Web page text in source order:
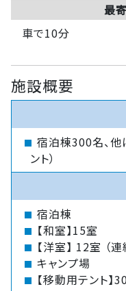
最
車で10分
施設概要
宿泊棟300名、他
ント）
宿泊棟
【和室】15室
【洋室】 12室 （
キャンプ場
【移動用テント】